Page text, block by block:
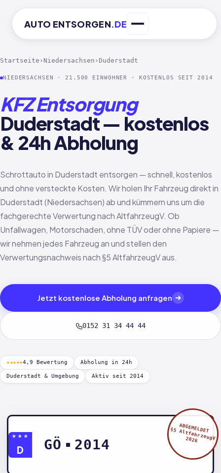
AUTO ENTSORGEN.DE
Startseite › Niedersachsen › Duderstadt
NIEDERSACHSEN · 21.500 EINWOHNER · KOSTENLOS SEIT 2014
KFZ Entsorgung
Duderstadt — kostenlos
& 24h Abholung
Schrottauto in Duderstadt entsorgen — schnell, kostenlos
und ohne versteckte Kosten. Wir holen Ihr Fahrzeug direkt in
Duderstadt (Niedersachsen) ab und kümmern uns um die
fachgerechte Verwertung nach AltfahrzeugV. Ob
Unfallwagen, Motorschaden, ohne TÜV oder ohne Papiere —
wir nehmen jedes Fahrzeug an und stellen den
Verwertungsnachweis nach §5 AltfahrzeugV aus.
Jetzt kostenlose Abholung anfragen
0152 31 34 44 44
★★★★★4,9 Bewertung Abholung in 24h
Duderstadt & Umgebung Aktiv seit 2014
★★★
D GÖ 2014
ABGEMELDET
§5 AltfahrzeugV
2026